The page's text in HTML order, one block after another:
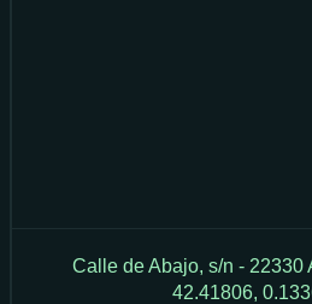
Calle de Abajo, s/n - 22330
42.41806,